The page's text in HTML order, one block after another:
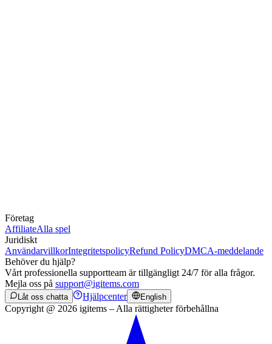
Företag
AffiliateAlla spel
Juridiskt
AnvändarvillkorIntegritetspolicyRefund PolicyDMCA-meddelande
Behöver du hjälp?
Vårt professionella supportteam är tillgängligt 24/7 för alla frågor.
Mejla oss på support@igitems.com
Låt oss chatta Hjälpcenter English
Copyright @ 2026 igitems – Alla rättigheter förbehållna